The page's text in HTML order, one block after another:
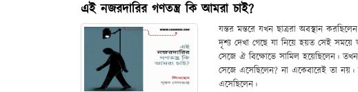
এই নজরদারির গণতন্ত্র কি আমরা চাই?
যন্তর মন্তরে যখন ছাত্ররা অবস্থান
দৃশ্য দেখা গেছে যা নিয়ে হয়ত সেই
সেজে ঐ বিক্ষোভে সামিল হয়েছিলেন।
সেজে এসেছিলেন? না একেবারেই তা
এসেছিলেন।